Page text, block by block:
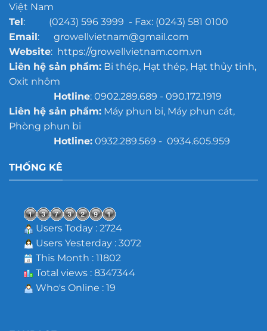
Việt Nam
Tel: (0243) 596 3999 - Fax: (0243) 581 0100
Email: growellvietnam@gmail.com
Website: https://growellvietnam.com.vn
Liên hệ sản phẩm:Bi thép, Hạt thép, Hạt thủy tinh,
Oxit nhôm
Hotline: 0902.289.689 - 090.172.1919
Liên hệ sản phẩm:Máy phun bi, Máy phun cát,
Phòng phun bi
Hotline:0932.289.569 - 0934.605.959
THỐNG KÊ
Users Today : 2724
Users Yesterday : 3072
This Month : 11802
Total views : 8347344
Who's Online : 19